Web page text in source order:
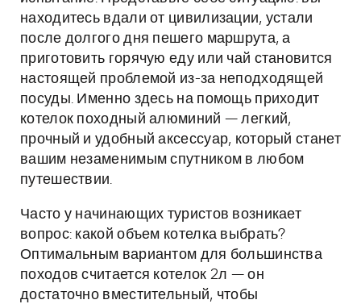
находитесь вдали от цивилизации, устали
после долгого дня пешего маршрута, а
приготовить горячую еду или чай становится
настоящей проблемой из-за неподходящей
посуды. Именно здесь на помощь приходит
котелок походный алюминий — легкий,
прочный и удобный аксессуар, который станет
вашим незаменимым спутником в любом
путешествии.
Часто у начинающих туристов возникает
вопрос: какой объем котелка выбрать?
Оптимальным вариантом для большинства
походов считается котелок 2л — он
достаточно вместительный, чтобы